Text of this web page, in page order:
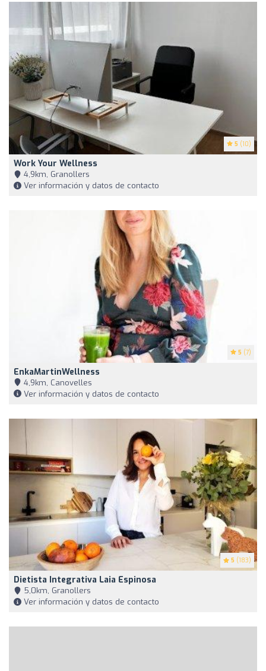
5 (10)
Work Your Wellness
4,9km, Granollers
Ver información y datos de contacto
5 (7)
EnkaMartinWellness
4,9km, Canovelles
Ver información y datos de contacto
5 (183)
Dietista Integrativa Laia Espinosa
5,0km, Granollers
Ver información y datos de contacto